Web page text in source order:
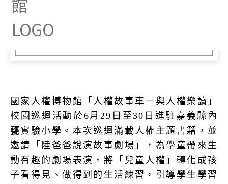
甕實驗小學 陸爸爸說演故事
劇場打造兒童人權行動課
國家人權博物館「人權故事車－與人權樂讀」
校園巡迴活動於6月29日至30日進駐嘉義縣內
甕實驗小學。本次巡迴滿載人權主題書籍，並
邀請「陸爸爸說演故事劇場」，為學童帶來生
動有趣的劇場表演，將「兒童人權」轉化成孩
子看得見、做得到的生活練習，引導學生學習